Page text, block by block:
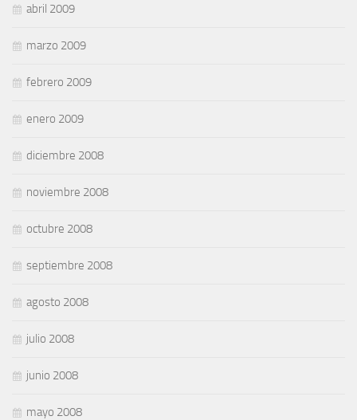
abril 2009
marzo 2009
febrero 2009
enero 2009
diciembre 2008
noviembre 2008
octubre 2008
septiembre 2008
agosto 2008
julio 2008
junio 2008
mayo 2008